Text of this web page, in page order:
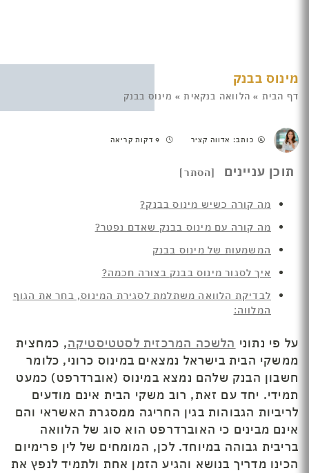
מינוס בבנק
דף הבית » הלוואה בנקאית » מינוס בבנק
כותב: אדווה קציר
תוכן עניינים
מה קורה כשיש מינוס בבנק?
מה קורה עם מינוס בבנק שאדם נפטר?
המשמעות של מינוס בבנק
איך לסגור מינוס בבנק בצורה חכמה?
לבדיקת הלוואה משתלמת לסגירת המינוס, בחר את הגוף
המלווה:
על פי נתוני הלשכה המרכזית לסטטיסטיקה, כמחצית
ממשקי הבית בישראל נמצאים במינוס כרוני, כלומר
חשבון הבנק שלהם נמצא במינוס (אוברדרפט) כמעט
תמידי. יחד עם זאת, רוב משקי הבית אינם מודעים
לריביות הגבוהות בגין החריגה ממסגרת האשראי והם
אינם מבינים כי האוברדרפט הוא סוג של הלוואה
בריבית גבוהה במיוחד. לכן, המומחים של לין פרימיום
הכינו מדריך בנושא והגיע הזמן אחת ולתמיד לנפץ את